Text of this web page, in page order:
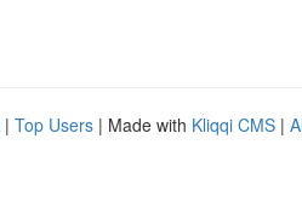
| Top Users | Made with Kliqqi CMS |